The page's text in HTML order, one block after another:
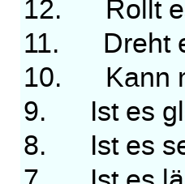
12. Rollt
11. Dreht
10. Kann
9. Ist es
8. Ist es